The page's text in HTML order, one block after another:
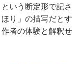
いう断定形で記さ
り」の描写だとす
者の体験と解釈せ